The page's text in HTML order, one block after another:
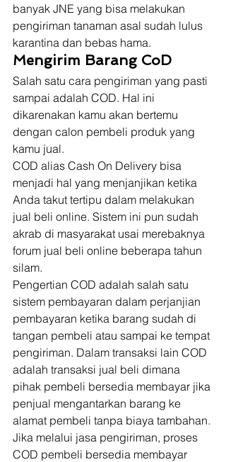
banyak JNE yang bisa melakukan
pengiriman tanaman asal sudah lulus
karantina dan bebas hama.
Mengirim Barang CoD
Salah satu cara pengiriman yang pasti
sampai adalah COD. Hal ini
dikarenakan kamu akan bertemu
dengan calon pembeli produk yang
kamu jual.
COD alias Cash On Delivery bisa
menjadi hal yang menjanjikan ketika
Anda takut tertipu dalam melakukan
jual beli online. Sistem ini pun sudah
akrab di masyarakat usai merebaknya
forum jual beli online beberapa tahun
silam.
Pengertian COD adalah salah satu
sistem pembayaran dalam perjanjian
pembayaran ketika barang sudah di
tangan pembeli atau sampai ke tempat
pengiriman. Dalam transaksi lain COD
adalah transaksi jual beli dimana
pihak pembeli bersedia membayar jika
penjual mengantarkan barang ke
alamat pembeli tanpa biaya tambahan.
Jika melalui jasa pengiriman, proses
COD pembeli bersedia membayar